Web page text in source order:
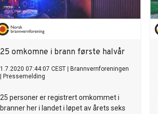
25 omkomne i brann første halvår
1.7.2020 07:44:07 CEST
Brannvernforeningen
Pressemelding
25 personer er registrert omkommet i
branner her i landet i løpet av årets seks